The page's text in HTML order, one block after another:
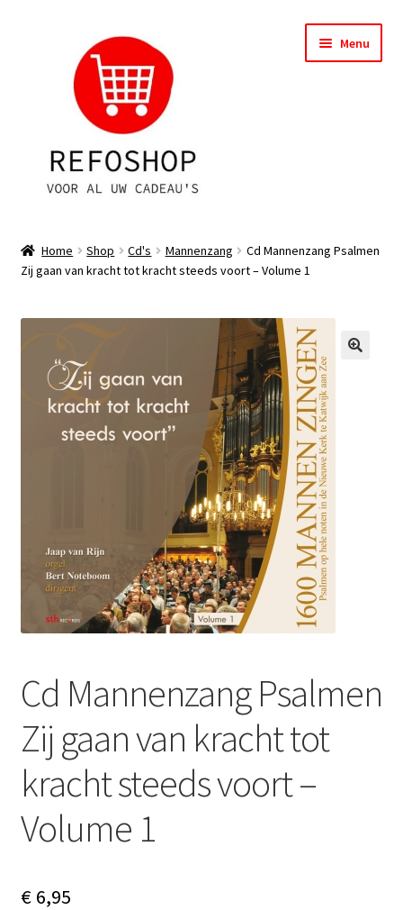
navigatie
Menu
OPRUIMING
Assortiment
Account
Nieuws
Home Shop Cd's Mannenzang
Cd Mannenzang Psalmen
Zij gaan van kracht tot kracht steeds voort – Volume 1
Cd Mannenzang Psalmen
Zij gaan van kracht tot
kracht steeds voort –
Volume 1
€6,95